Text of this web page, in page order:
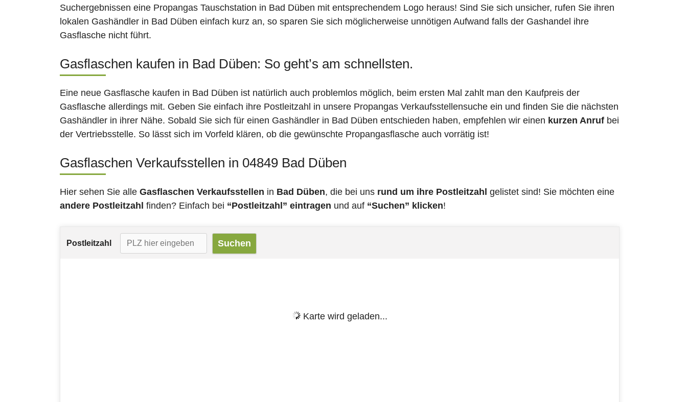
Suchergebnissen eine Propangas Tauschstation in Bad Düben mit entsprechendem Logo heraus! Sind Sie sich unsicher, rufen Sie ihren
lokalen Gashändler in Bad Düben einfach kurz an, so sparen Sie sich möglicherweise unnötigen Aufwand falls der Gashandel ihre
Gasflasche nicht führt.
Gasflaschen kaufen in Bad Düben: So geht’s am schnellsten.
Eine neue Gasflasche kaufen in Bad Düben ist natürlich auch problemlos möglich, beim ersten Mal zahlt man den Kaufpreis der
Gasflasche allerdings mit. Geben Sie einfach ihre Postleitzahl in unsere Propangas Verkaufsstellensuche ein und finden Sie die nächsten
Gashändler in ihrer Nähe. Sobald Sie sich für einen Gashändler in Bad Düben entschieden haben, empfehlen wir einen kurzen Anruf bei
der Vertriebsstelle. So lässt sich im Vorfeld klären, ob die gewünschte Propangasflasche auch vorrätig ist!
Gasflaschen Verkaufsstellen in 04849 Bad Düben
Hier sehen Sie alle Gasflaschen Verkaufsstellen in Bad Düben, die bei uns rund um ihre Postleitzahl gelistet sind! Sie möchten eine
andere Postleitzahl finden? Einfach bei “Postleitzahl” eintragen und auf “Suchen” klicken!
Postleitzahl
Karte wird geladen...